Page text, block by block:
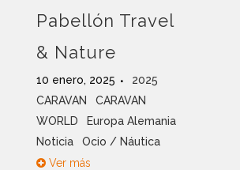
Pabellón Travel
& Nature
10 enero, 2025
2025
CARAVAN
CARAVAN
WORLD
Europa Alemania
Noticia
Ocio / Náutica
Ver más